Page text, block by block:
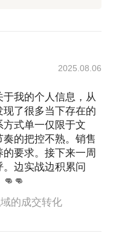
2025.08.06
我的个人信息，从
了很多当下存在的
式单一仅限于文
的把控不熟。销售
要求。接下来一周
边实战边积累问
的成交转化